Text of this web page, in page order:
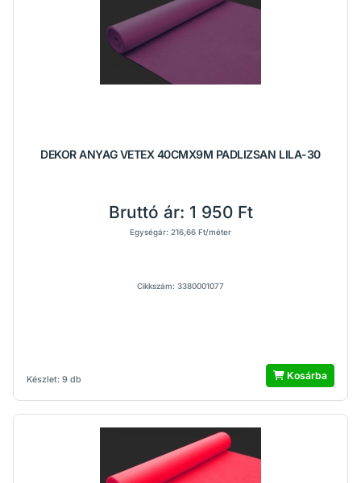
DEKOR ANYAG VETEX 40CMX9M PADLIZSAN LILA-30
Készlet: 9 db
Bruttó ár: 1 950 Ft
Egységár: 216,66 Ft/méter
Cikkszám: 3380001077
Kosárba